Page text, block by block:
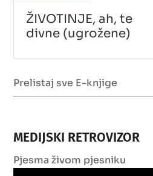
ŽIVOTINJE, ah, te
divne (ugrožene)
Prelistaj sve E-knjige
MEDIJSKI RETROVIZOR
Pjesma živom pjesniku